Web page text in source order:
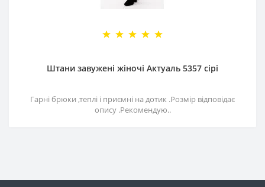
Штани завужені жіночі Актуаль 5357 сірі
Гарні брюки ,теплі і приємні на дотик .Розмір відповідає
опису .Рекомендую..